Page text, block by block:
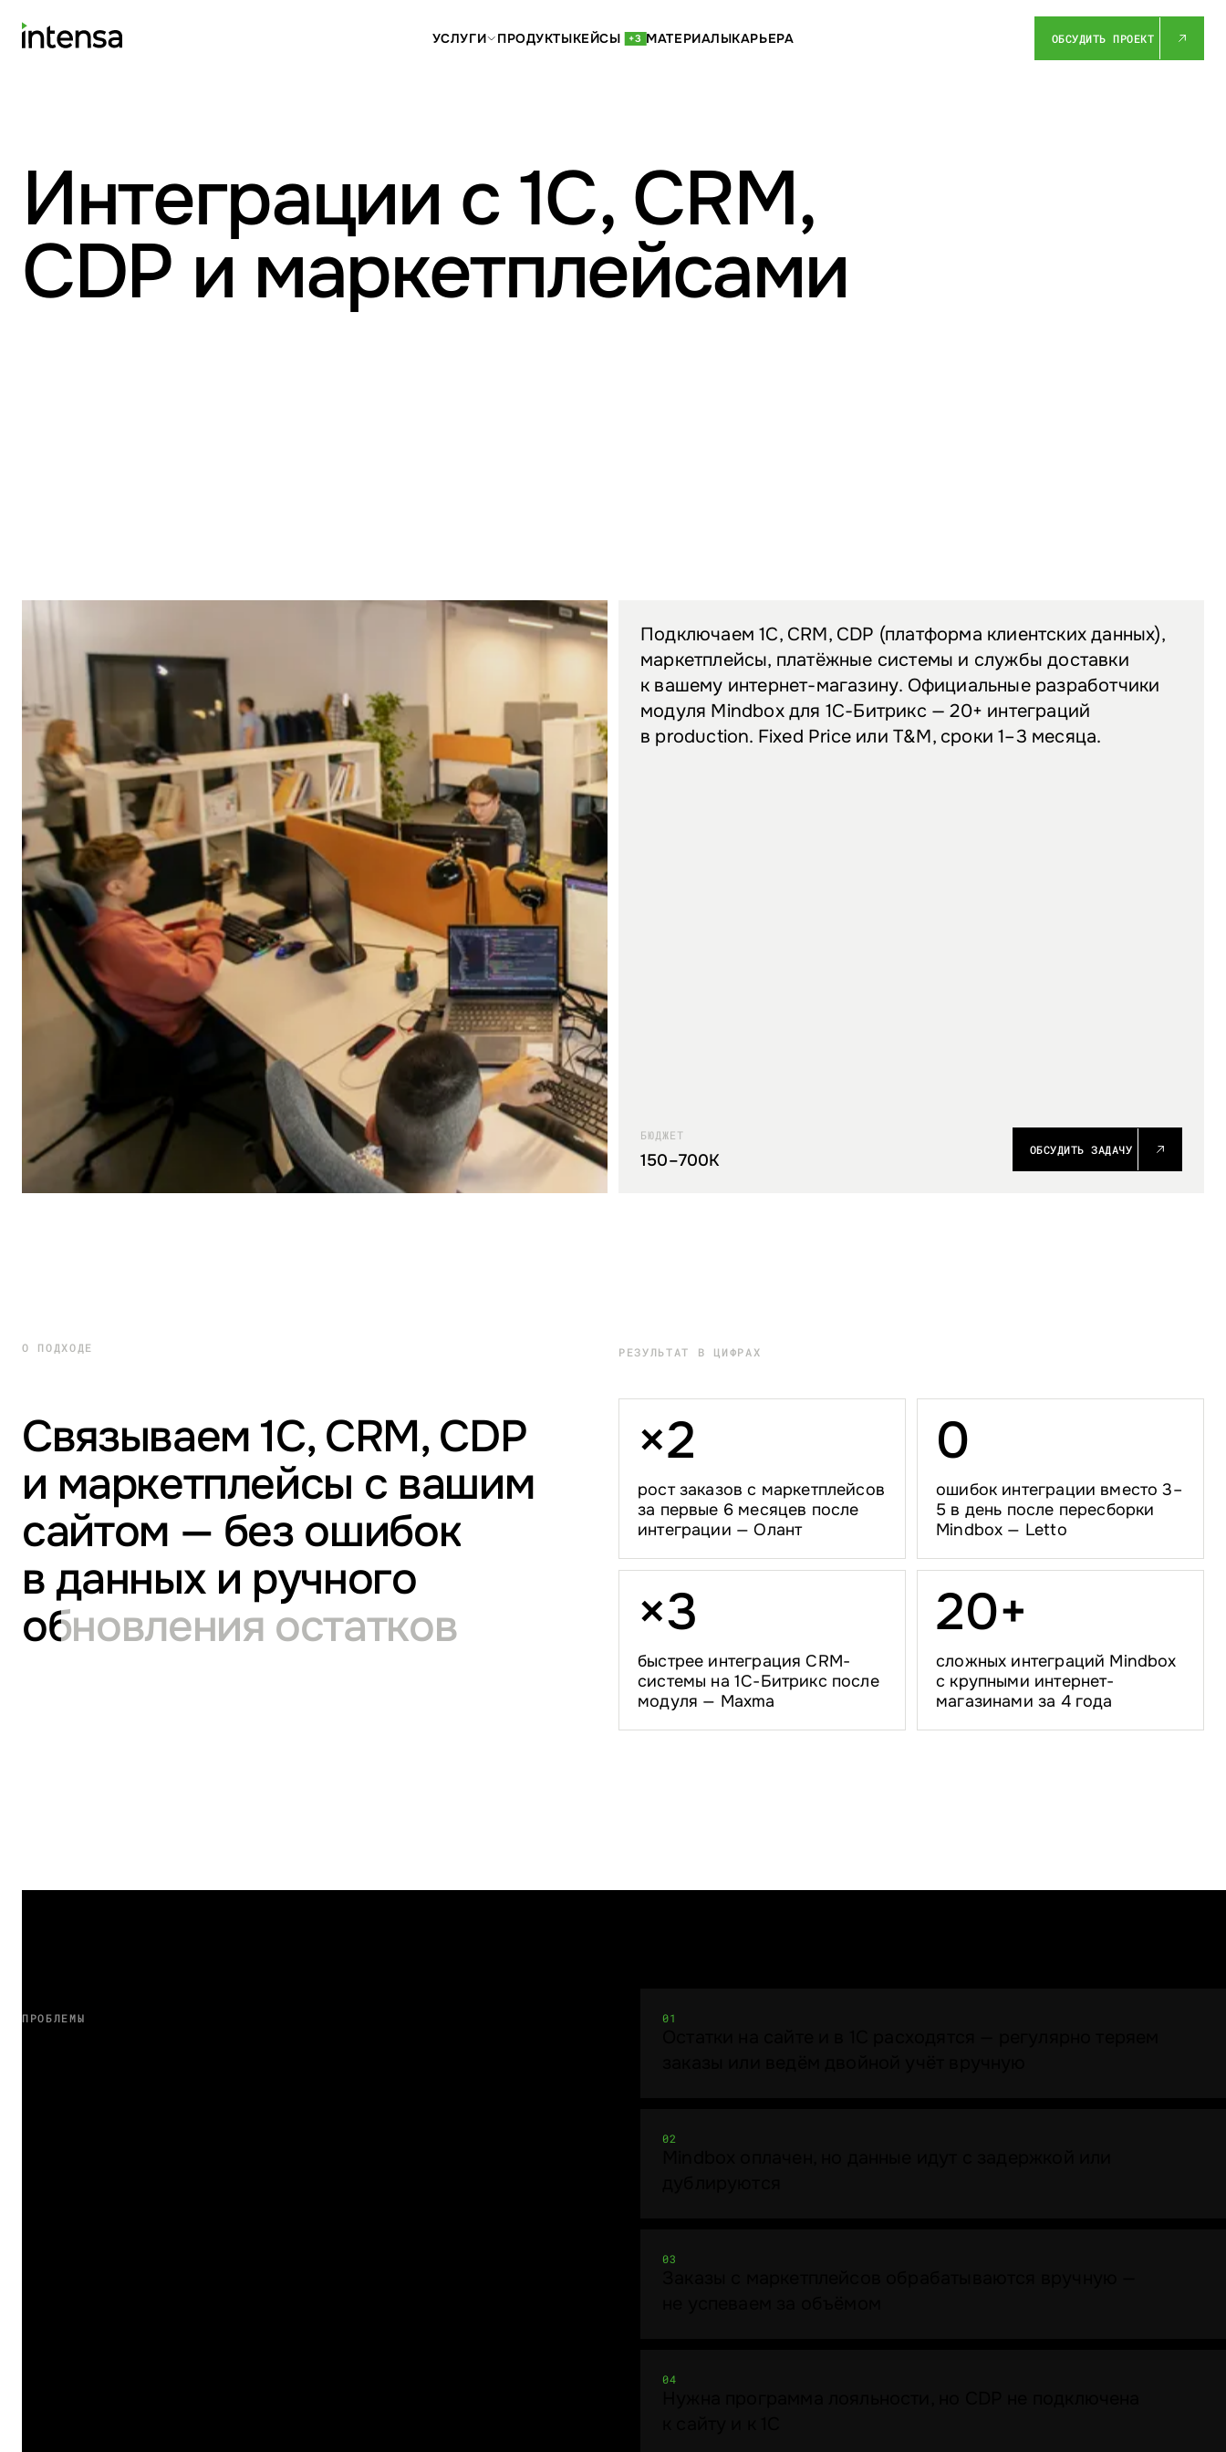
УСЛУГИ ПРОДУКТЫКЕЙСЫ +3 МАТЕРИАЛЫКАРЬЕРА ОБСУДИТЬ ПРОЕКТ
Интеграции с 1С, CRM,
CDP и маркетплейсами
Подключаем 1С, CRM, CDP (платформа клиентских данных),
маркетплейсы, платёжные системы и службы доставки
к вашему интернет-магазину. Официальные разработчики
модуля Mindbox для 1С-Битрикс — 20+ интеграций
в production. Fixed Price или T&M, сроки 1–3 месяца.
БЮДЖЕТ
150–700K
ОБСУДИТЬ ЗАДАЧУ
О ПОДХОДЕ
Связываем 1С, CRM, CDP
и маркетплейсы с вашим
сайтом — без ошибок
в данных и ручного
обновления остатков
РЕЗУЛЬТАТ В ЦИФРАХ
×2
рост заказов с маркетплейсов
за первые 6 месяцев после
интеграции — Олант
0
ошибок интеграции вместо 3–
5 в день после пересборки
Mindbox — Letto
×3
быстрее интеграция CRM-
системы на 1С-Битрикс после
модуля — Maxma
20+
сложных интеграций Mindbox
с крупными интернет-
магазинами за 4 года
ПРОБЛЕМЫ 01
02
03
04